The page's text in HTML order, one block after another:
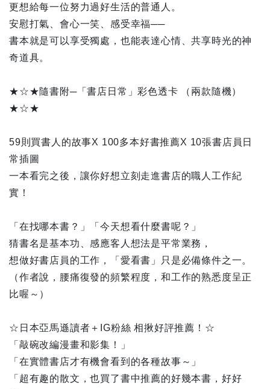
更想給每一位努力過好生活的普通人。
安慰打氣、會心一笑、感受幸福──
書本就是可以享受獨處，也能表達心情、共享時光的神
奇道具。
★☆★隨書附─「書店日常」彩色透卡 （兩款隨機）
★☆★
59則買書人的故事X 100多本好書推薦X 10張書店員日
常插圖
一本看完之後，讓你好想立刻走進書店的職人工作紀
實！
「在找哪本書？」「今天想看什麼書呢？」
猜書名是基本功、感應客人想法是平常業務，
想做好書店員的工作，「愛看書」只是必備條件之一。
（作者說，腰痛復發的頻繁程度，和工作的熟悉度呈正
比喔～）
☆日本亞馬遜讀者＋IG粉絲 相揪好評推薦！☆
「敲碗改編漫畫和影集！」
「在實體書店才有機會看到的各種故事～」
「超有趣的散文，也買了書中推薦的好幾本書，好好